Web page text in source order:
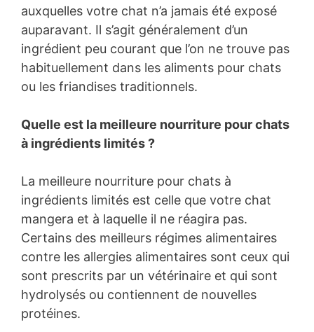
auxquelles votre chat n’a jamais été exposé
auparavant. Il s’agit généralement d’un
ingrédient peu courant que l’on ne trouve pas
habituellement dans les aliments pour chats
ou les friandises traditionnels.
Quelle est la meilleure nourriture pour chats
à ingrédients limités ?
La meilleure nourriture pour chats à
ingrédients limités est celle que votre chat
mangera et à laquelle il ne réagira pas.
Certains des meilleurs régimes alimentaires
contre les allergies alimentaires sont ceux qui
sont prescrits par un vétérinaire et qui sont
hydrolysés ou contiennent de nouvelles
protéines.